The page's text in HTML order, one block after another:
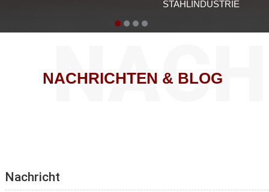
NACHRICHTEN & BLOG
Nachricht